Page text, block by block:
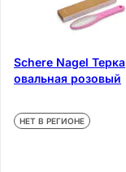
Schere Nagel Терка
овальная розовый
НЕТ В РЕГИОНЕ